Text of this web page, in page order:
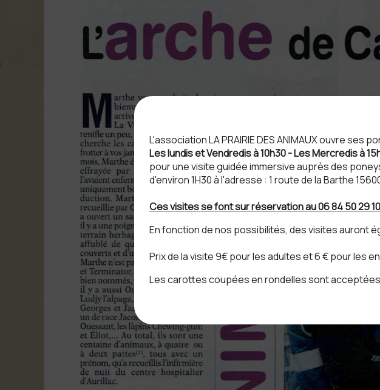
L'association LA PRAIRIE DES ANIMAUX ouvre ses
Les lundis et Vendredis à 10h30 - Les Mercredis à
pour une visite guidée immersive auprès des
d'environ 1H30 à l'adresse : 1 route de la Barthe
Ces visites se font sur réservation au 06 84 50 29 10
En fonction de nos possibilités, des visites auront
Prix de la visite 9€ pour les adultes et 6 € pour les
Les carottes coupées en rondelles sont